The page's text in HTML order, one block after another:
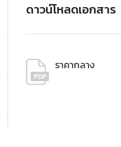
ดาวน์โหลดเอกสาร
ราคากลาง